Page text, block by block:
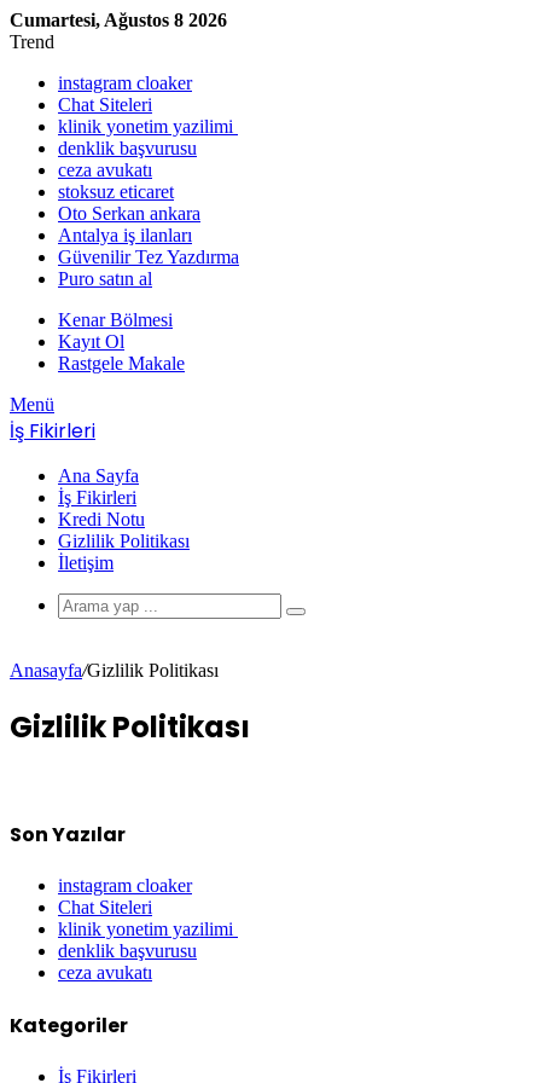
Cumartesi, Ağustos 8 2026
Trend
instagram cloaker
Chat Siteleri
klinik yonetim yazilimi
denklik başvurusu
ceza avukatı
stoksuz eticaret
Oto Serkan ankara
Antalya iş ilanları
Güvenilir Tez Yazdırma
Puro satın al
Kenar Bölmesi
Kayıt Ol
Rastgele Makale
Menü
İş Fikirleri
Ana Sayfa
İş Fikirleri
Kredi Notu
Gizlilik Politikası
İletişim
Anasayfa/Gizlilik Politikası
Gizlilik Politikası
Son Yazılar
instagram cloaker
Chat Siteleri
klinik yonetim yazilimi
denklik başvurusu
ceza avukatı
Kategoriler
İş Fikirleri